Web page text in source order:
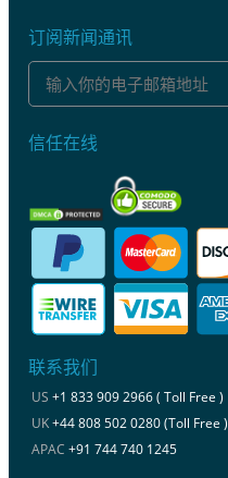
订阅新闻通讯
信任在线
联系我们
US +1 833 909 2966 ( Toll Free )
UK+44 808 502 0280 (Toll Free )
APAC +91 744 740 1245